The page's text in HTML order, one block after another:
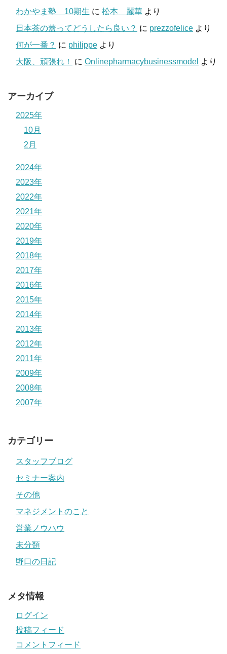
わかやま塾 10期生 に 松本 麗華 より
日本茶の蓋ってどうしたら良い？ に prezzofelice より
何が一番？ に philippe より
大阪、頑張れ！
に Onlinepharmacybusinessmodel より
アーカイブ
2025年
10月
2月
2024年
2023年
2022年
2021年
2020年
2019年
2018年
2017年
2016年
2015年
2014年
2013年
2012年
2011年
2009年
2008年
2007年
カテゴリー
スタッフブログ
セミナー案内
その他
マネジメントのこと
営業ノウハウ
未分類
野口の日記
メタ情報
ログイン
投稿フィード
コメントフィード